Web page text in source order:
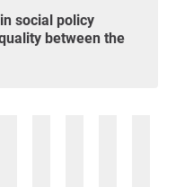
between the